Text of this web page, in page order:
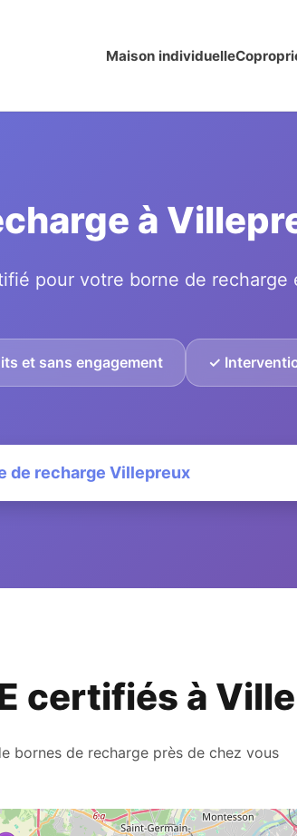
Maison individuelle
à
pour votre borne de recharge
et sans engagement ✓
de recharge Villepreux
certifiés à
bornes de recharge près de chez vous